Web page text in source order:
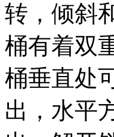
转，倾斜
桶有着双
桶垂直处
出，水平